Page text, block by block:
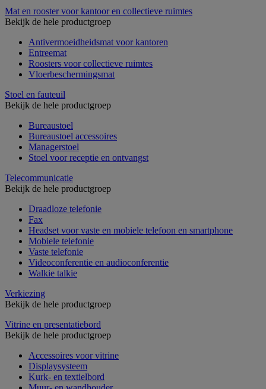
Mat en rooster voor kantoor en collectieve ruimtes
Bekijk de hele productgroep
Antivermoeidheidsmat voor kantoren
Entreemat
Roosters voor collectieve ruimtes
Vloerbeschermingsmat
Stoel en fauteuil
Bekijk de hele productgroep
Bureaustoel
Bureaustoel accessoires
Managerstoel
Stoel voor receptie en ontvangst
Telecommunicatie
Bekijk de hele productgroep
Draadloze telefonie
Fax
Headset voor vaste en mobiele telefoon en smartphone
Mobiele telefonie
Vaste telefonie
Videoconferentie en audioconferentie
Walkie talkie
Verkiezing
Bekijk de hele productgroep
Vitrine en presentatiebord
Bekijk de hele productgroep
Accessoires voor vitrine
Displaysysteem
Kurk- en textielbord